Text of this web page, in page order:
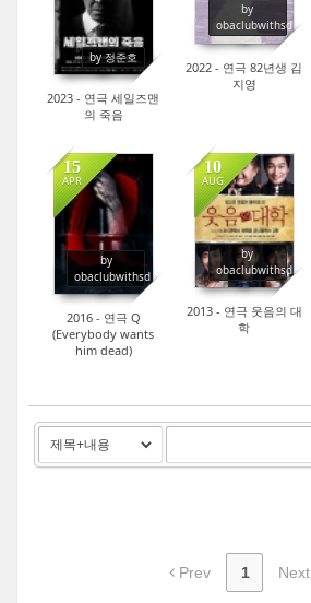
by 정준호
2023 - 연극 세일즈맨
의 죽음
by
obaclubwithsd
2022 - 연극 82년생 김
지영
15
APR
by
obaclubwithsd
18
2016 - 연극 Q
(Everybody wants
him dead)
10
AUG
by
obaclubwithsd
15
2013 - 연극 웃음의 대
학
Prev 1 Next